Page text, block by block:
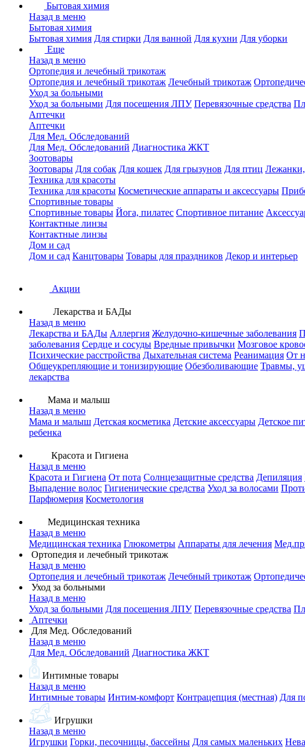
Бытовая химия
Назад в меню
Бытовая химия
Бытовая химия Для стирки Для ванной Для кухни Для уборки
Еще
Назад в меню
Ортопедия и лечебный трикотаж
Ортопедия и лечебный трикотаж Лечебный трикотаж
Уход за больными
Уход за больными Для посещения ЛПУ Перевязочные средства
Аптечки
Аптечки
Для Мед. Обследований
Для Мед. Обследований Диагностика ЖКТ
Зоотовары
Зоотовары Для собак Для кошек Для грызунов Для птиц
Техника для красоты
Техника для красоты Косметические аппараты и аксессуары
Спортивные товары
Спортивные товары Йога, пилатес Спортивное питание
Контактные линзы
Контактные линзы
Дом и сад
Дом и сад Канцтовары Товары для праздников Декор и интерьер
Акции
Лекарства и БАДы
Назад в меню
Лекарства и БАДы Аллергия Желудочно-кишечные заболевания
заболевания Сердце и сосуды Вредные привычки Мозговое
Психические расстройства Дыхательная система Реанимация От
Общеукрепляющие и тонизирующие Обезболивающие Травмы,
лекарства
Мама и малыш
Назад в меню
Мама и малыш Детская косметика Детские аксессуары Детское
ребенка
Красота и Гигиена
Назад в меню
Красота и Гигиена От пота Солнцезащитные средства Депиляция
Выпадение волос Гигиенические средства Уход за волосами
Парфюмерия Косметология
Медицинская техника
Назад в меню
Медицинская техника Глюкометры Аппараты для лечения
Ортопедия и лечебный трикотаж
Назад в меню
Ортопедия и лечебный трикотаж Лечебный трикотаж
Уход за больными
Назад в меню
Уход за больными Для посещения ЛПУ Перевязочные средства
Аптечки
Для Мед. Обследований
Назад в меню
Для Мед. Обследований Диагностика ЖКТ
Интимные товары
Назад в меню
Интимные товары Интим-комфорт Контрацепция (местная) Для
Игрушки
Назад в меню
Игрушки Горки, песочницы, бассейны Для самых маленьких